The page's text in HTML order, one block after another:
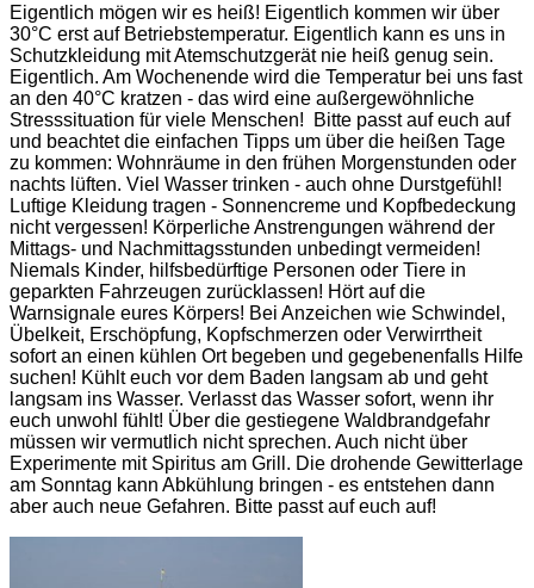
Eigentlich mögen wir es heiß! Eigentlich kommen wir über
30°C erst auf Betriebstemperatur. Eigentlich kann es uns in
Schutzkleidung mit Atemschutzgerät nie heiß genug sein.
Eigentlich. Am Wochenende wird die Temperatur bei uns fast
an den 40°C kratzen - das wird eine außergewöhnliche
Stresssituation für viele Menschen! Bitte passt auf euch auf
und beachtet die einfachen Tipps um über die heißen Tage
zu kommen: Wohnräume in den frühen Morgenstunden oder
nachts lüften. Viel Wasser trinken - auch ohne Durstgefühl!
Luftige Kleidung tragen - Sonnencreme und Kopfbedeckung
nicht vergessen! Körperliche Anstrengungen während der
Mittags- und Nachmittagsstunden unbedingt vermeiden!
Niemals Kinder, hilfsbedürftige Personen oder Tiere in
geparkten Fahrzeugen zurücklassen! Hört auf die
Warnsignale eures Körpers! Bei Anzeichen wie Schwindel,
Übelkeit, Erschöpfung, Kopfschmerzen oder Verwirrtheit
sofort an einen kühlen Ort begeben und gegebenenfalls Hilfe
suchen! Kühlt euch vor dem Baden langsam ab und geht
langsam ins Wasser. Verlasst das Wasser sofort, wenn ihr
euch unwohl fühlt! Über die gestiegene Waldbrandgefahr
müssen wir vermutlich nicht sprechen. Auch nicht über
Experimente mit Spiritus am Grill. Die drohende Gewitterlage
am Sonntag kann Abkühlung bringen - es entstehen dann
aber auch neue Gefahren. Bitte passt auf euch auf!